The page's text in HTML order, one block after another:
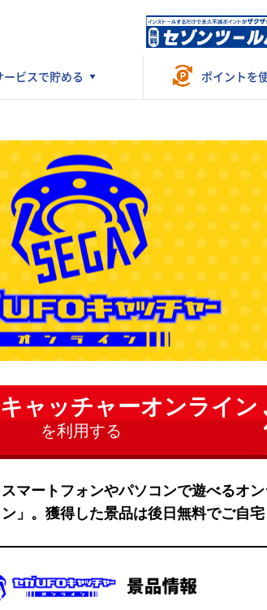
ービスで貯める ポイントを
ャッチャーオンライン
を利用する
マートフォンやパソコンで遊べるオ
」。獲得した景品は後日無料でご自宅